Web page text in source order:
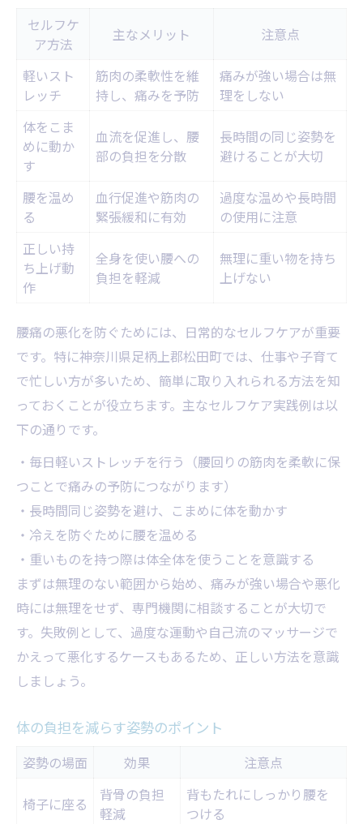
セルフケ
ア方法
主なメリット 注意点
軽いスト
レッチ
筋肉の柔軟性を維
持し、痛みを予防
痛みが強い場合は無
理をしない
体をこま
めに動か
す
血流を促進し、腰
部の負担を分散
長時間の同じ姿勢を
避けることが大切
腰を温め
る
血行促進や筋肉の
緊張緩和に有効
過度な温めや長時間
の使用に注意
正しい持
ち上げ動
作
全身を使い腰への
負担を軽減
無理に重い物を持ち
上げない
腰痛の悪化を防ぐためには、日常的なセルフケアが重要
です。特に神奈川県足柄上郡松田町では、仕事や子育て
で忙しい方が多いため、簡単に取り入れられる方法を知
っておくことが役立ちます。主なセルフケア実践例は以
下の通りです。
・毎日軽いストレッチを行う（腰回りの筋肉を柔軟に保
つことで痛みの予防につながります）
・長時間同じ姿勢を避け、こまめに体を動かす
・冷えを防ぐために腰を温める
・重いものを持つ際は体全体を使うことを意識する
まずは無理のない範囲から始め、痛みが強い場合や悪化
時には無理をせず、専門機関に相談することが大切で
す。失敗例として、過度な運動や自己流のマッサージで
かえって悪化するケースもあるため、正しい方法を意識
しましょう。
体の負担を減らす姿勢のポイント
姿勢の場面 効果 注意点
椅子に座る
背骨の負担
軽減
背もたれにしっかり腰を
つける